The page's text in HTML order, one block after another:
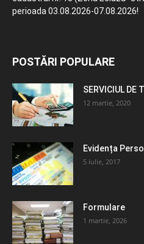
perioada 03.08.2026-07.08.2026!
POSTĂRI POPULARE
SERVICIUL DE
12 martie, 2020
Evidența
5 iulie, 2017
Formulare
1 martie, 2026